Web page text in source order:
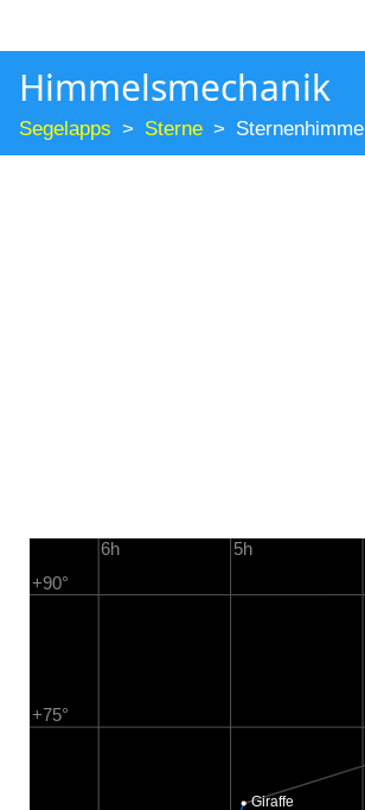
Himmelsmechanik
Segelapps Sterne Sternenhimmel